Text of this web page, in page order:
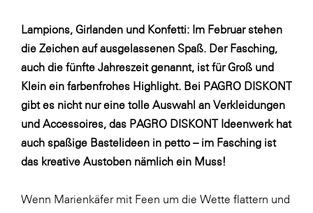
OMV
OptimaMed
PAGRO
PHH Rechtsanwält:innen
Primark
Salesforce
SeneCura
Lampions, Girlanden und Konfetti: Im Februar stehen
die Zeichen auf ausgelassenen Spaß. Der Fasching,
auch die fünfte Jahreszeit genannt, ist für Groß und
Klein ein farbenfrohes Highlight. Bei PAGRO DISKONT
gibt es nicht nur eine tolle Auswahl an Verkleidungen
und Accessoires, das PAGRO DISKONT Ideenwerkhat
auch spaßige Bastelideen in petto – im Fasching ist
das kreative Austoben nämlich ein Muss!
Wenn Marienkäfer mit Feen um die Wette flattern und